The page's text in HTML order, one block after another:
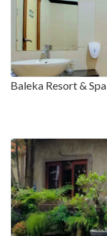
Baleka Resort & Spa